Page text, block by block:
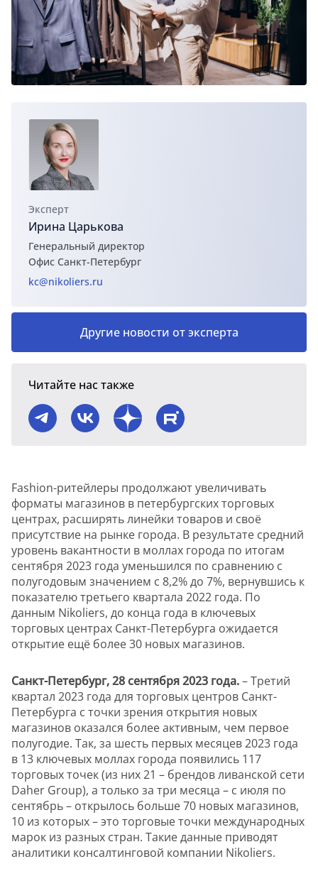
Эксперт
Ирина Царькова
Генеральный директор
Офис Санкт-Петербург
kc@nikoliers.ru
Другие новости от эксперта
Читайте нас также
Fashion-ритейлеры продолжают увеличивать
форматы магазинов в петербургских торговых
центрах, расширять линейки товаров и своё
присутствие на рынке города. В результате средний
уровень вакантности в моллах города по итогам
сентября 2023 года уменьшился по сравнению с
полугодовым значением с 8,2% до 7%, вернувшись к
показателю третьего квартала 2022 года. По
данным Nikoliers, до конца года в ключевых
торговых центрах Санкт-Петербурга ожидается
открытие ещё более 30 новых магазинов.
Санкт-Петербург, 28 сентября 2023 года.– Третий
квартал 2023 года для торговых центров Санкт-
Петербурга с точки зрения открытия новых
магазинов оказался более активным, чем первое
полугодие. Так, за шесть первых месяцев 2023 года
в 13 ключевых моллах города появились 117
торговых точек (из них 21 – брендов ливанской сети
Daher Group), а только за три месяца – с июля по
сентябрь – открылось больше 70 новых магазинов,
10 из которых – это торговые точки международных
марок из разных стран. Такие данные приводят
аналитики консалтинговой компании Nikoliers.